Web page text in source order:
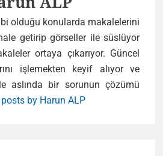
olduğu konularda makalelerini
getirip görseller ile süslüyor
ortaya çıkarıyor. Güncel
işlemekten keyif alıyor ve
aslında bir sorunun çözümü
by Harun ALP